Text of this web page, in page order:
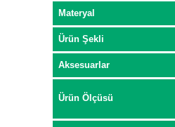
Materyal
Ürün Şekli
Aksesuarlar
Ürün Ölçüsü